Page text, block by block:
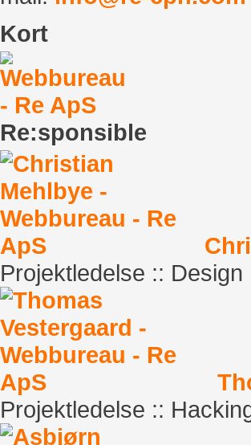
Kort
Re:sponsible
Projektledelse :: Design
Projektledelse ::